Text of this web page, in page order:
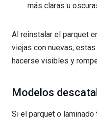
más claras u
Al reinstalar el parquet
viejas con nuevas,
hacerse visibles y
Modelos
Si el parquet o